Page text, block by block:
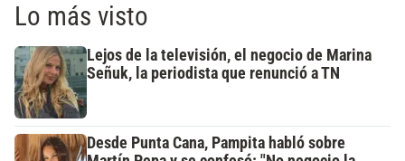
Lo más visto
Lejos de la televisión, el negocio de Marina
Señuk, la periodista que renunció a TN
Desde Punta Cana, Pampita habló sobre